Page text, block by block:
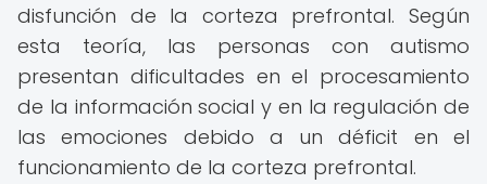
disfunción de la corteza prefrontal. Según
esta teoría, las personas con autismo
presentan dificultades en el procesamiento
de la información social y en la regulación de
las emociones debido a un déficit en el
funcionamiento de la corteza prefrontal.